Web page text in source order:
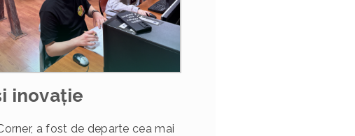
inovație
a fost de departe cea mai